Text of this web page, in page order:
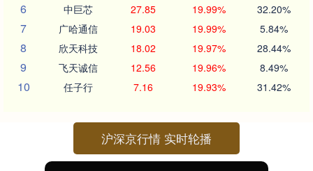
6 中巨芯 27.85 19.99% 32.20%
7 广哈通信 19.03 19.99% 5.84%
8 欣天科技 18.02 19.97% 28.44%
9 飞天诚信 12.56 19.96% 8.49%
10 任子行 7.16 19.93% 31.42%
沪深京行情 实时轮播